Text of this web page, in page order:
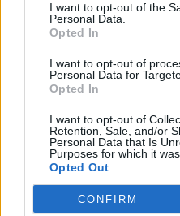
I want to opt-out of the
Personal Data.
Opted In
I want to opt-out of
Personal Data for
Opted In
I want to opt-out of
Retention, Sale, and/or
Personal Data that Is
Purposes for which it
Opted Out
CONFIRM
τοπικό αθλητισμό για μια
ακόμα σεζόν
07/09/2020 - 14:04